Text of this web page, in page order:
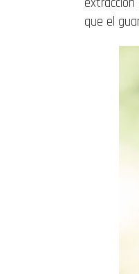
que el